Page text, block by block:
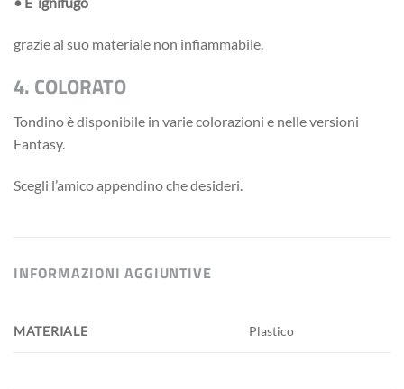
grazie al suo materiale non infiammabile.
4. COLORATO
Tondino è disponibile in varie colorazioni e nelle versioni
Fantasy.
Scegli l’amico appendino che desideri.
INFORMAZIONI AGGIUNTIVE
MATERIALE Plastico